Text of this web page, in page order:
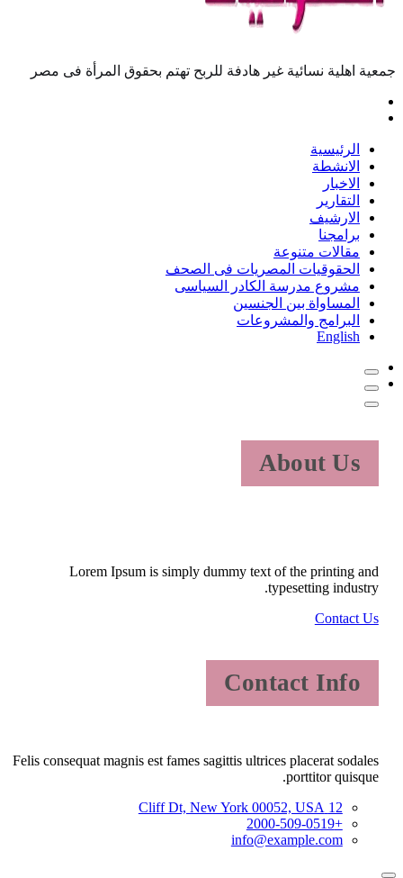
جمعية اهلية نسائية غير هادفة للربح تهتم بحقوق المرأة فى مصر
الرئيسية
الانشطة
الاخبار
التقارير
الارشيف
برامجنا
مقالات متنوعة
الحقوقيات المصريات فى الصحف
مشروع مدرسة الكادر السياسى
المساواة بين الجنسين
البرامج والمشروعات
English
About Us
Lorem Ipsum is simply dummy text of the printing and
typesetting industry.
Contact Us
Contact Info
Felis consequat magnis est fames sagittis ultrices placerat sodales
porttitor quisque.
12 Cliff Dt, New York 00052, USA
+2000-509-0519
info@example.com